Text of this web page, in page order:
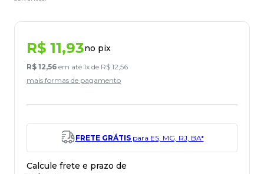
R$ 11,93no pix
R$ 12,56 em até 1x de R$ 12,56
mais formas de pagamento
FRETE GRÁTISpara ES, MG, RJ, BA*